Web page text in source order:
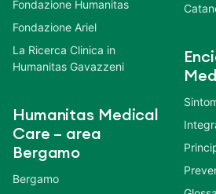
Fondazione Humanitas
Fondazione Ariel
La Ricerca Clinica in
Humanitas Gavazzeni
Humanitas Medical
Care – area
Bergamo
Bergamo